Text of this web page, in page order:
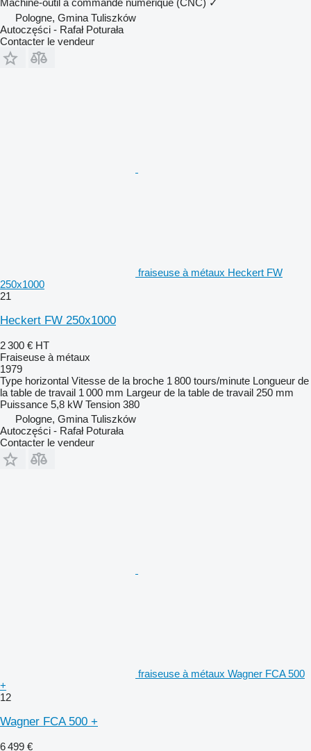
Machine-outil à commande numérique (CNC) ✓
Pologne, Gmina Tuliszków
Autoczęści - Rafał Poturała
Contacter le vendeur
fraiseuse à métaux Heckert FW
250x1000
21
Heckert FW 250x1000
2 300 € HT
Fraiseuse à métaux
1979
Type horizontal Vitesse de la broche 1 800 tours/minute Longueur de
la table de travail 1 000 mm Largeur de la table de travail 250 mm
Puissance 5,8 kW Tension 380
Pologne, Gmina Tuliszków
Autoczęści - Rafał Poturała
Contacter le vendeur
fraiseuse à métaux Wagner FCA 500
+
12
Wagner FCA 500 +
6 499 €